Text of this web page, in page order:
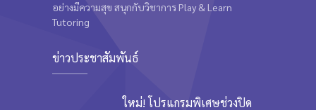
อย่างมีความสุข สนุกกับวิชาการ Play & Learn
Tutoring
ข่าวประชาสัมพันธ์
ใหม่! โปรแกรมพิเศษช่วงปิด